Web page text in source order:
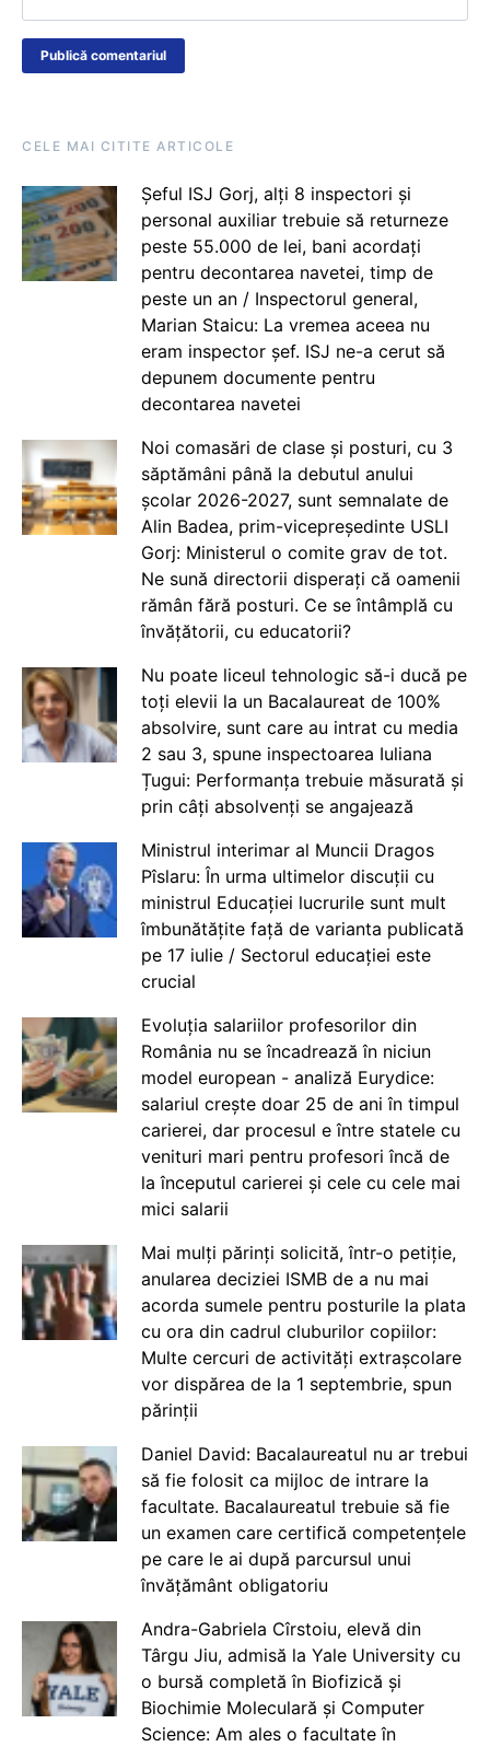
CELE MAI CITITE ARTICOLE
Șeful ISJ Gorj, alți 8 inspectori și
personal auxiliar trebuie să returneze
peste 55.000 de lei, bani acordați
pentru decontarea navetei, timp de
peste un an / Inspectorul general,
Marian Staicu: La vremea aceea nu
eram inspector șef. ISJ ne-a cerut să
depunem documente pentru
decontarea navetei
Noi comasări de clase și posturi, cu 3
săptămâni până la debutul anului
școlar 2026-2027, sunt semnalate de
Alin Badea, prim-vicepreședinte USLI
Gorj: Ministerul o comite grav de tot.
Ne sună directorii disperați că oamenii
rămân fără posturi. Ce se întâmplă cu
învățătorii, cu educatorii?
Nu poate liceul tehnologic să-i ducă pe
toți elevii la un Bacalaureat de 100%
absolvire, sunt care au intrat cu media
2 sau 3, spune inspectoarea Iuliana
Țugui: Performanța trebuie măsurată și
prin câți absolvenți se angajează
Ministrul interimar al Muncii Dragos
Pîslaru: În urma ultimelor discuții cu
ministrul Educației lucrurile sunt mult
îmbunătățite față de varianta publicată
pe 17 iulie / Sectorul educației este
crucial
Evoluția salariilor profesorilor din
România nu se încadrează în niciun
model european - analiză Eurydice:
salariul crește doar 25 de ani în timpul
carierei, dar procesul e între statele cu
venituri mari pentru profesori încă de
la începutul carierei și cele cu cele mai
mici salarii
Mai mulți părinți solicită, într-o petiție,
anularea deciziei ISMB de a nu mai
acorda sumele pentru posturile la plata
cu ora din cadrul cluburilor copiilor:
Multe cercuri de activități extrașcolare
vor dispărea de la 1 septembrie, spun
părinții
Daniel David: Bacalaureatul nu ar trebui
să fie folosit ca mijloc de intrare la
facultate. Bacalaureatul trebuie să fie
un examen care certifică competențele
pe care le ai după parcursul unui
învățământ obligatoriu
Andra-Gabriela Cîrstoiu, elevă din
Târgu Jiu, admisă la Yale University cu
o bursă completă în Biofizică și
Biochimie Moleculară și Computer
Science: Am ales o facultate în